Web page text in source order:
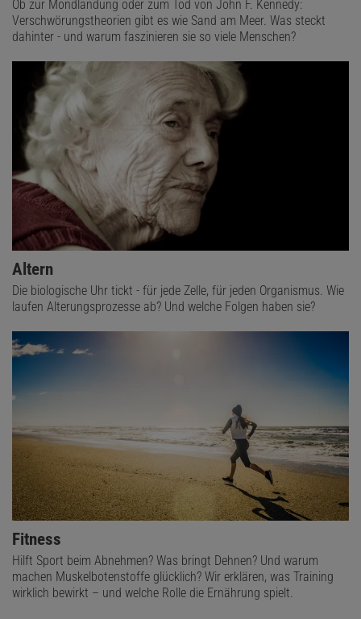
Ob zur Mondlandung oder zum Tod von John F. Kennedy:
Verschwörungstheorien gibt es wie Sand am Meer. Was steckt
dahinter - und warum faszinieren sie so viele Menschen?
Altern
Die biologische Uhr tickt - für jede Zelle, für jeden Organismus. Wie
laufen Alterungsprozesse ab? Und welche Folgen haben sie?
Fitness
Hilft Sport beim Abnehmen? Was bringt Dehnen? Und warum
machen Muskelbotenstoffe glücklich? Wir erklären, was Training
wirklich bewirkt – und welche Rolle die Ernährung spielt.